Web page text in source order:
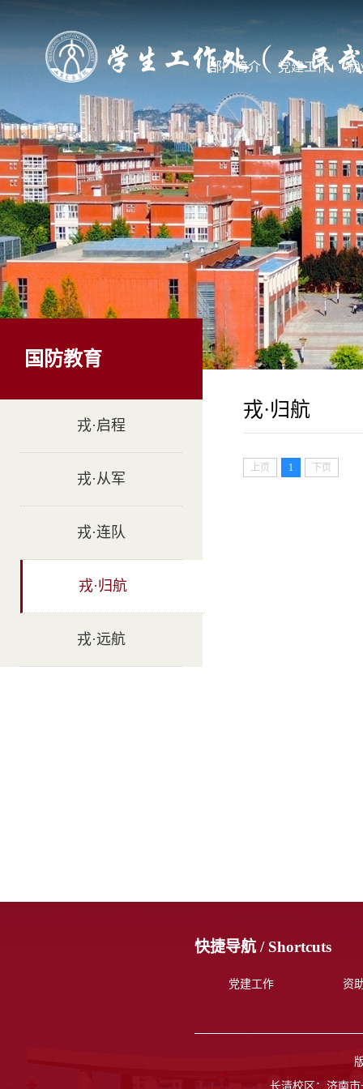
部门简介 党建工作 就
国防教育
戎·启程
戎·从军
戎·连队
戎·归航
戎·远航
戎·归航
上页 1 下页
快捷导航 / Shortcuts
党建工作 资
长清校区：济南